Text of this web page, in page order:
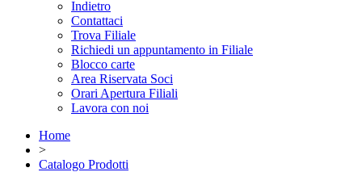
Indietro
Contattaci
Trova Filiale
Richiedi un appuntamento in Filiale
Blocco carte
Area Riservata Soci
Orari Apertura Filiali
Lavora con noi
Home
>
Catalogo Prodotti